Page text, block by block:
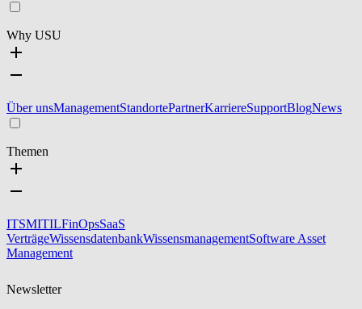
Why USU
Über unsManagementStandortePartnerKarriereSupportBlogNews
Themen
ITSMITILFinOpsSaaS
VerträgeWissensdatenbankWissensmanagementSoftware Asset
Management
Newsletter